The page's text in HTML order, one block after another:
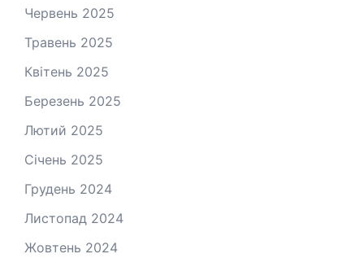
Червень 2025
Травень 2025
Квітень 2025
Березень 2025
Лютий 2025
Січень 2025
Грудень 2024
Листопад 2024
Жовтень 2024